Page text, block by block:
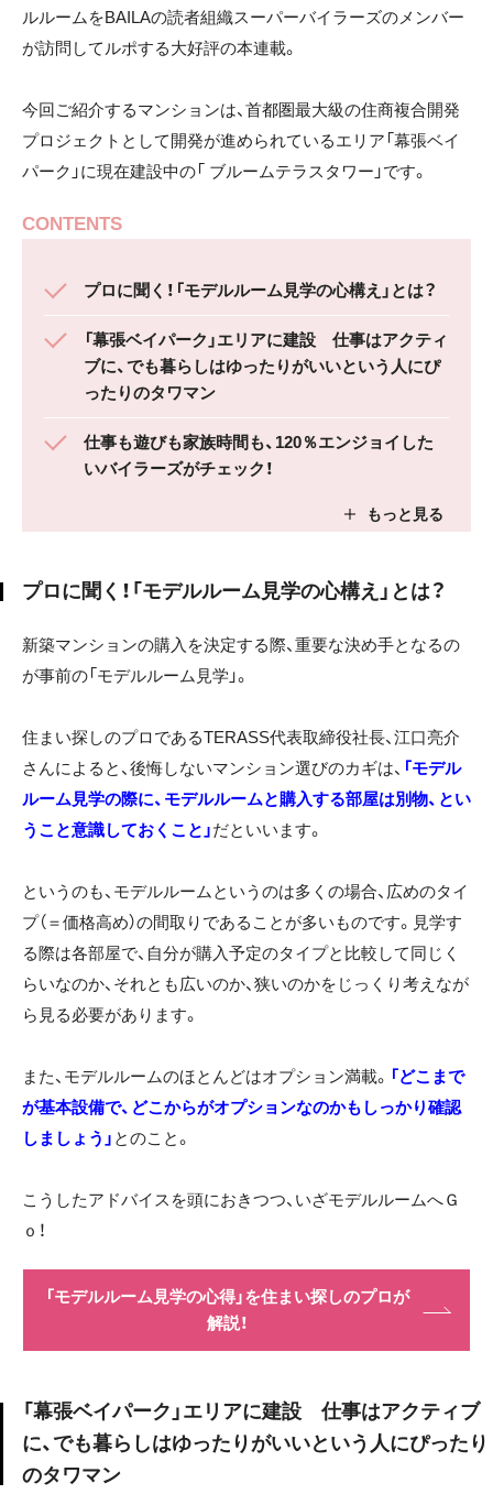
ルルームをBAILAの読者組織スーパーバイラーズのメンバー
が訪問してルポする大好評の本連載。
今回ご紹介するマンションは、首都圏最大級の住商複合開発
プロジェクトとして開発が進められているエリア「幕張ベイ
パーク」に現在建設中の「 ブルームテラスタワー」です。
CONTENTS
プロに聞く！「モデルルーム見学の心構え」とは？
「幕張ベイパーク」エリアに建設 仕事はアクティ
ブに、でも暮らしはゆったりがいいという人にぴ
ったりのタワマン
仕事も遊びも家族時間も、120％エンジョイした
いバイラーズがチェック！
プロに聞く！「モデルルーム見学の心構え」とは？
新築マンションの購入を決定する際、重要な決め手となるの
が事前の「モデルルーム見学」。
住まい探しのプロであるTERASS代表取締役社長、江口亮介
さんによると、後悔しないマンション選びのカギは、 「モデル
ルーム見学の際に、モデルルームと購入する部屋は別物、とい
うこと意識しておくこと」だといいます。
というのも、モデルルームというのは多くの場合、広めのタイ
プ（＝価格高め）の間取りであることが多いものです。見学す
る際は各部屋で、自分が購入予定のタイプと比較して同じく
らいなのか、それとも広いのか、狭いのかをじっくり考えなが
ら見る必要があります。
また、モデルルームのほとんどはオプション満載。 「どこまで
が基本設備で、どこからがオプションなのかもしっかり確認
しましょう」 とのこと。
こうしたアドバイスを頭におきつつ、いざモデルルームへＧ
ｏ！
「モデルルーム見学の心得」を住まい探しのプロが
解説！
「幕張ベイパーク」エリアに建設 仕事はアクティブ
に、でも暮らしはゆったりがいいという人にぴったり
のタワマン